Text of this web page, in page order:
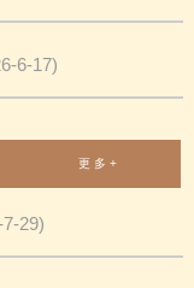
6-17)
更 多 +
29)